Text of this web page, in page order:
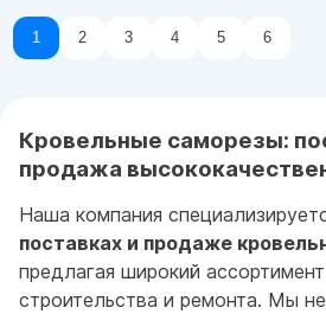
1 2 3 4 5 6
Кровельные саморезы:
продажа
Наша компания
поставках и продаже
предлагая широкий
строительства и ремонта. Мы